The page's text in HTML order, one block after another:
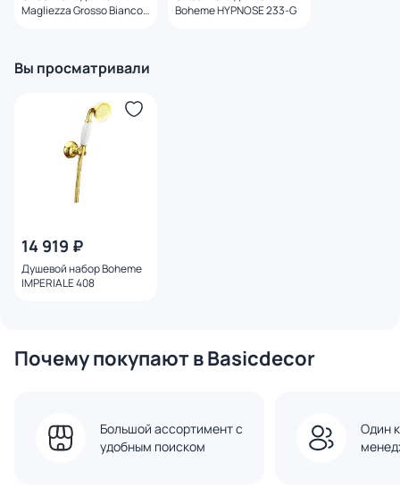
Magliezza Grosso Bianco
Boheme HYPNOSE 233-G
Вы просматривали
14 919 ₽
Душевой набор Boheme
IMPERIALE 408
Почему покупают в Basicdecor
Большой ассортимент с
удобным поиском
Один